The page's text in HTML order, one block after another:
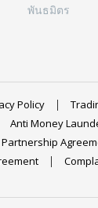
พันธมิตร
Policy
Anti Money
Partnership